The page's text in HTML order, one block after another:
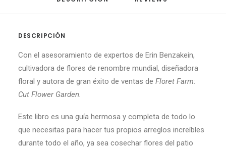
DESCRIPCIÓN
Con el asesoramiento de expertos de Erin Benzakein,
cultivadora de flores de renombre mundial, diseñadora
floral y autora de gran éxito de ventas de Floret Farm:
Cut Flower Garden.
Este libro es una guía hermosa y completa de todo lo
que necesitas para hacer tus propios arreglos increíbles
durante todo el año, ya sea cosechar flores del patio